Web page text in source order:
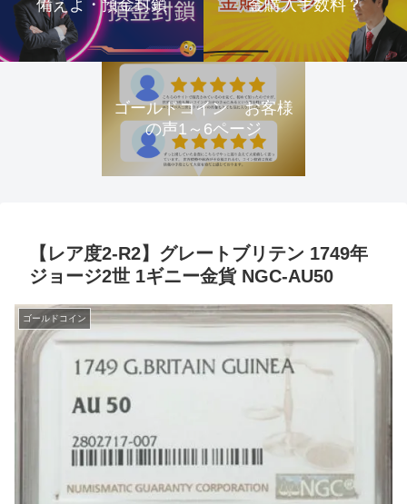
備えよ・預金封鎖 金購入手数料？
ゴールドコイン お客様
の声1～6ページ
【レア度2-R2】グレートブリテン 1749年
ジョージ2世 1ギニー金貨 NGC-AU50
ゴールドコイン